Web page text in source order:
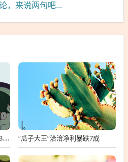
，来说两句吧...
甘肃榆中县山洪灾害已致10死33失联 “瓜子大王”洽洽净利暴跌7成